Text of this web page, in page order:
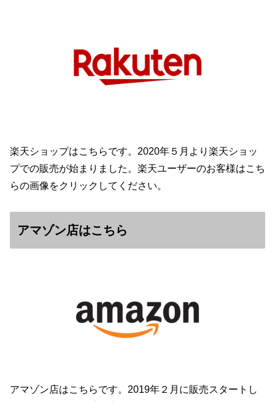
楽天ショップはこちらです。2020年５月より楽天ショッ
プでの販売が始まりました。楽天ユーザーのお客様はこち
らの画像をクリックしてください。
アマゾン店はこちら
アマゾン店はこちらです。2019年２月に販売スタートし